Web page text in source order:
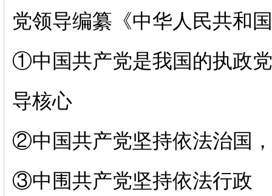
党领导编纂《中华人民共和
①中国共产党是我国的执政
导核心
②中国共产党坚持依法治国
③中围共产党坚持依法行政